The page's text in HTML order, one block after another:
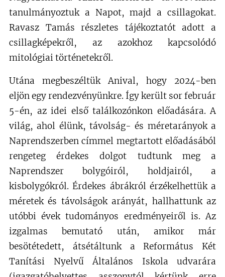
tanulmányoztuk a Napot, majd a csillagokat.
Ravasz Tamás részletes tájékoztatót adott a
csillagképekről, az azokhoz kapcsolódó
mitológiai történetekről.
Utána megbeszéltük Anival, hogy 2024-ben
eljön egy rendezvényünkre. Így került sor február
5-én, az idei első találkozónkon előadására. A
világ, ahol élünk, távolság- és méretarányok a
Naprendszerben címmel megtartott előadásából
rengeteg érdekes dolgot tudtunk meg a
Naprendszer bolygóiról, holdjairól, a
kisbolygókról. Érdekes ábrákról érzékelhettük a
méretek és távolságok arányát, hallhattunk az
utóbbi évek tudományos eredményeiről is. Az
izgalmas bemutató után, amikor már
besötétedett, átsétáltunk a Református Két
Tanítási Nyelvű Általános Iskola udvarára